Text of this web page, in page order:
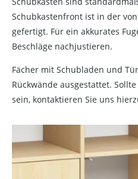
Schubkastenfront ist in der
gefertigt. Für ein akkurates
Beschläge nachjustieren.
Fächer mit Schubladen und
Rückwände ausgestattet.
sein, kontaktieren Sie uns